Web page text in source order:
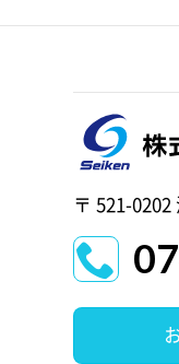
〒 521-0202